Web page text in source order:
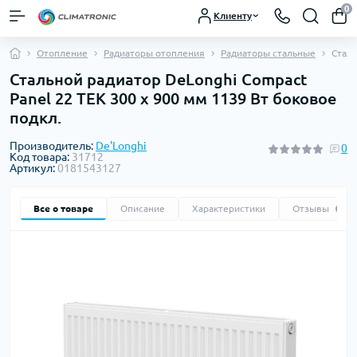
Клиенту
0
Отопление Радиаторы отопления Радиаторы стальные
Стальной радиатор DeLonghi Compact
Panel 22 TEK 300 x 900 мм 1139 Вт боковое
подкл.
Производитель: De'Longhi
Код товара: 31712
Артикул:0181543127
0
Все о товаре Описание Характеристики Отзывы